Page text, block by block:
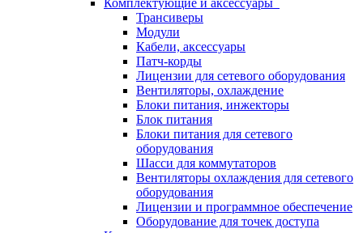
Комплектующие и аксессуары
Трансиверы
Модули
Кабели, аксессуары
Патч-корды
Лицензии для сетевого оборудования
Вентиляторы, охлаждение
Блоки питания, инжекторы
Блок питания
Блоки питания для сетевого
оборудования
Шасси для коммутаторов
Вентиляторы охлаждения для сетевого
оборудования
Лицензии и программное обеспечение
Оборудование для точек доступа